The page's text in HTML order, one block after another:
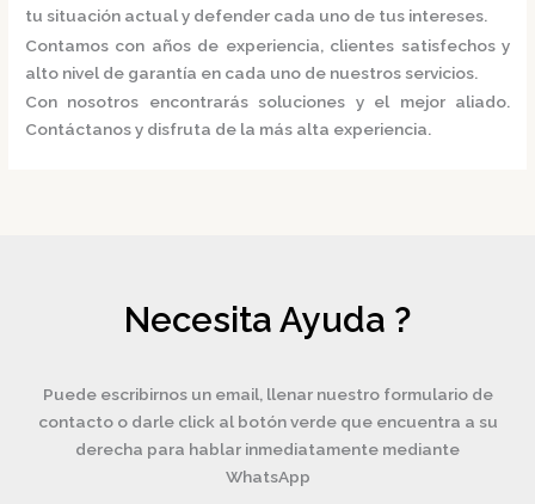
tu situación actual y defender cada uno de tus intereses.
Contamos con años de experiencia, clientes satisfechos y
alto nivel de garantía en cada uno de nuestros servicios.
Con nosotros encontrarás soluciones y el mejor aliado.
Contáctanos y disfruta de la más alta experiencia.
Necesita Ayuda ?
Puede escribirnos un email, llenar nuestro formulario de
contacto o darle click al botón verde que encuentra a su
derecha para hablar inmediatamente mediante
WhatsApp